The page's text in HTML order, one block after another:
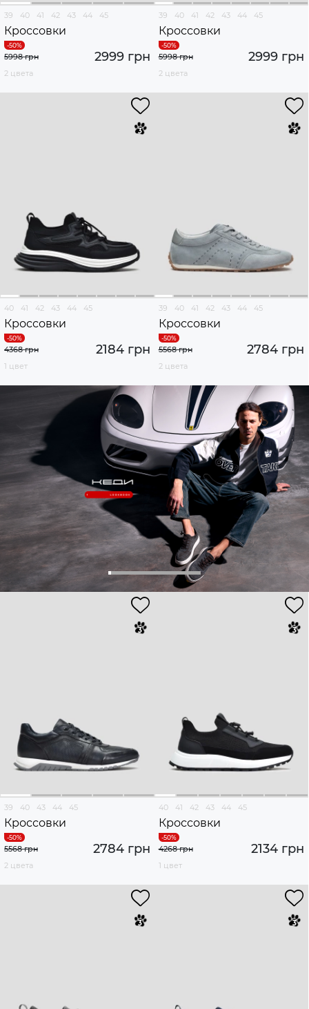
39 40 41 42 43 44 45
Кроссовки
2999 грн
5998 грн
2 цвета
39 40 41 42 43 44 45
Кроссовки
2999 грн
5998 грн
2 цвета
40 41 42 43 44 45
Кроссовки
2184 грн
4368 грн
1 цвет
39 40 41 42 43 44 45
Кроссовки
2784 грн
5568 грн
2 цвета
39 40 43 44 45
Кроссовки
2784 грн
5568 грн
2 цвета
40 41 42 43 44 45
Кроссовки
2134 грн
4268 грн
1 цвет